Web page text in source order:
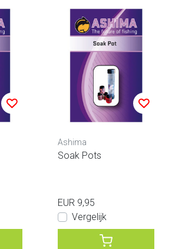
Ashima
Soak Pots
EUR 9,95
Vergelijk